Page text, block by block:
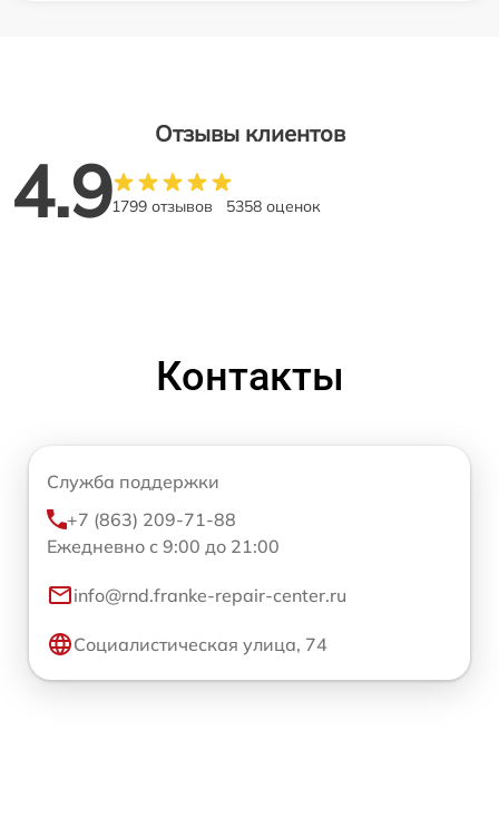
Отзывы клиентов
4.91799 отзывов 5358 оценок
Контакты
Служба поддержки
+7 (863) 209-71-88
Ежедневно с 9:00 до 21:00
info@rnd.franke-repair-center.ru
Социалистическая улица, 74